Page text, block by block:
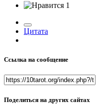
1
Цитата
Ссылка на сообщение
Поделиться на других сайтах